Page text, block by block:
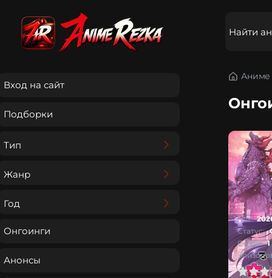
Вход на сайт
Подборки
Тип
Жанр
Год
Онгоинги
Анонсы
Аниме
Год:
Статус:
Сезон: 1
0